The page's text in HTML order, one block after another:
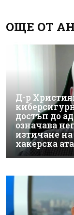
ОЩЕ ОТ
Д-р
достъп до
означава
изтичане
хакерска